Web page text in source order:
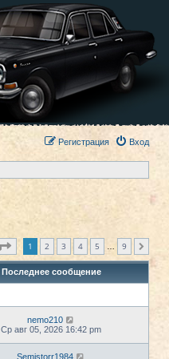
Вход
Регистрация
Страница из9
1 2 3 4 5 9
Последнее сообщение
nemo210
Ср авг 05, 2026 16:42 pm
Semistorr1984